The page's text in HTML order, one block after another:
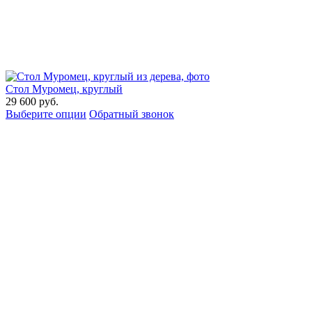
Стол Муромец, круглый
29 600 руб.
Выберите опции Обратный звонок